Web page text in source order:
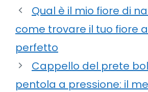
Qual è il mio fiore di
come trovare il tuo fiore
perfetto
Cappello del prete
pentola a pressione: il